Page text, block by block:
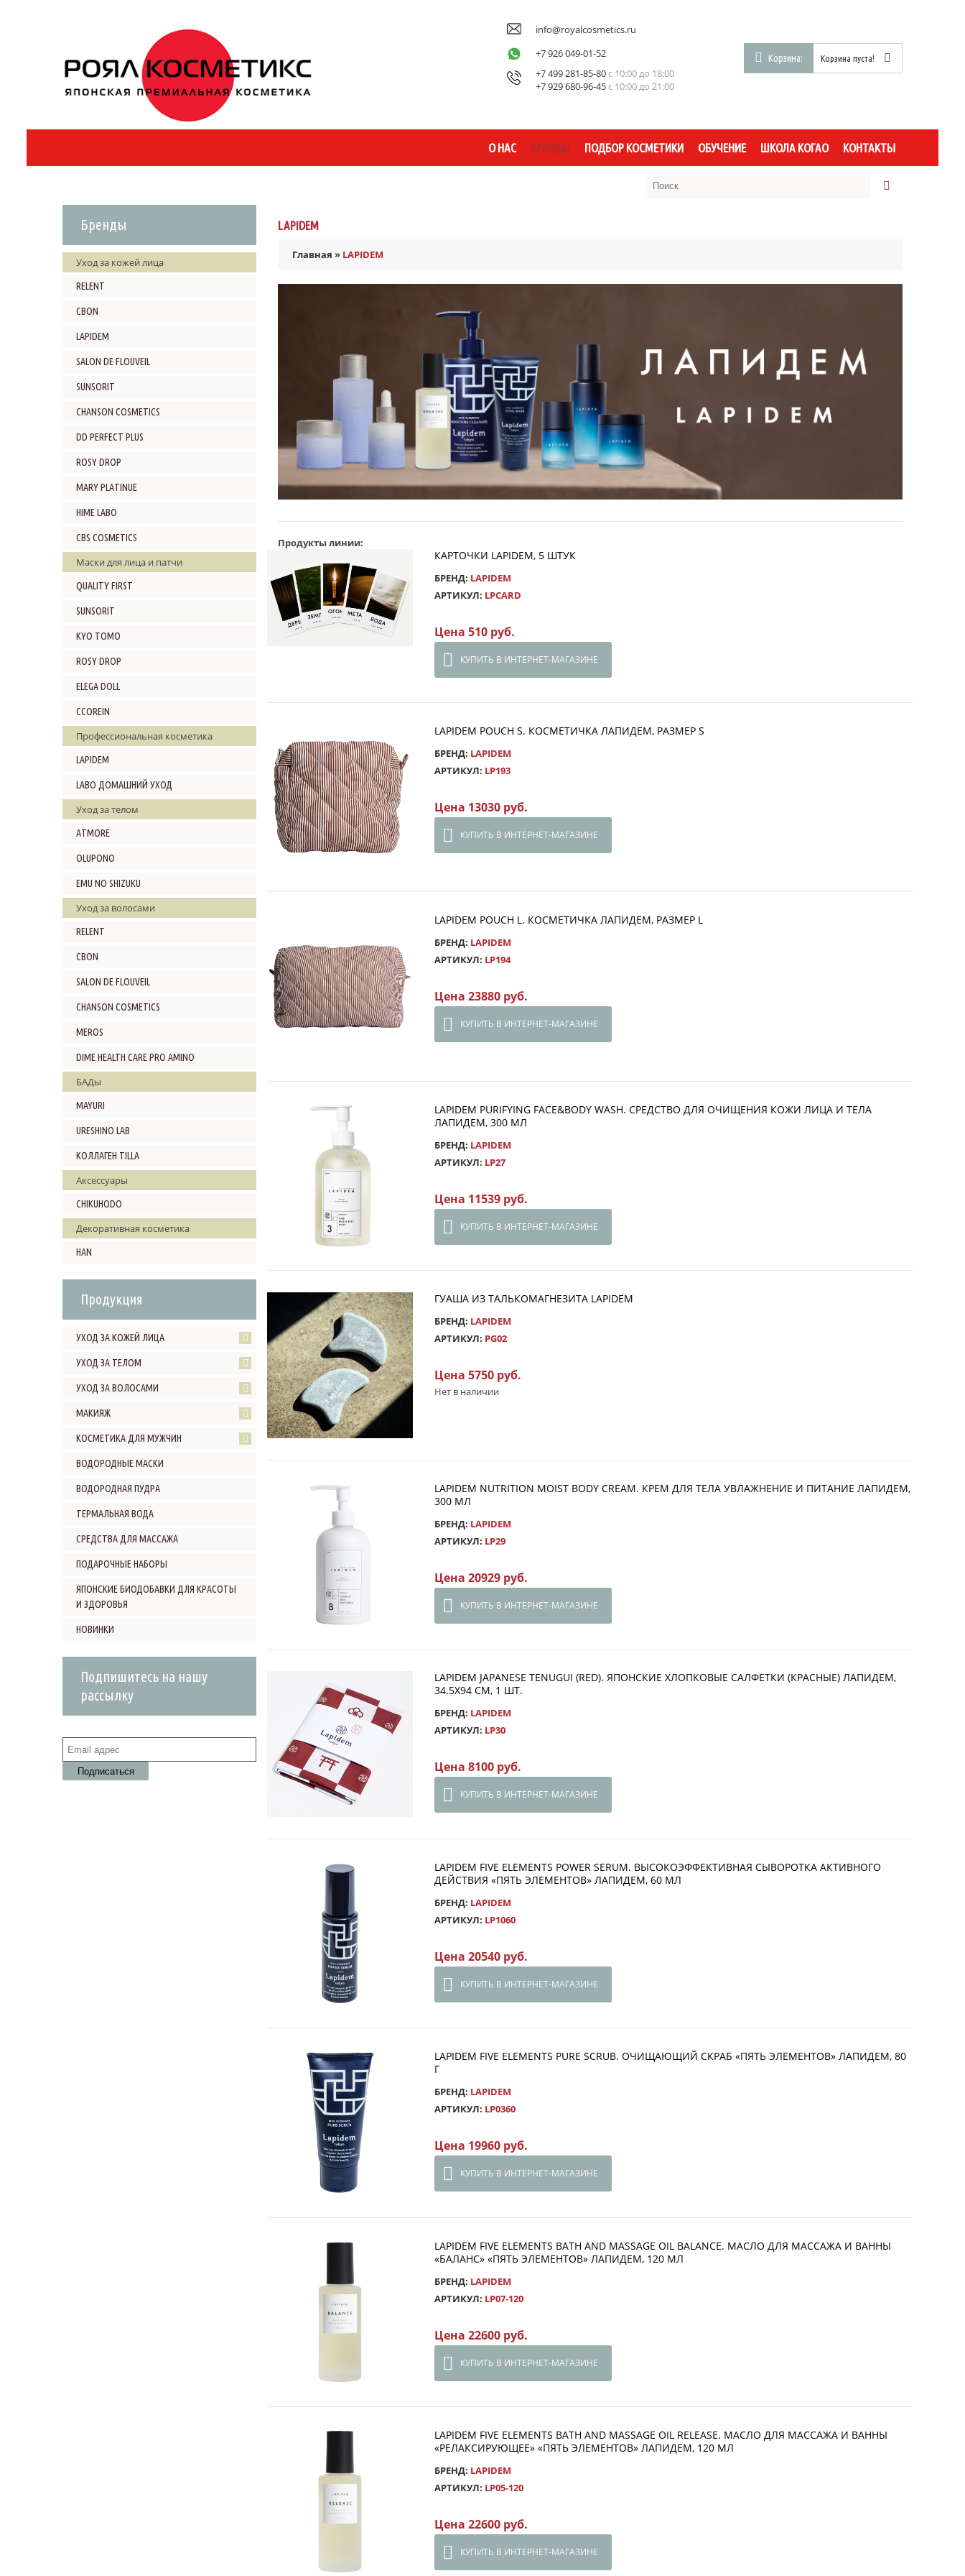
info@royalcosmetics.ru
+7 926 049-01-52
+7 499 281-85-80 с 10:00 до 18:00
+7 929 680-96-45 с 10:00 до 21:00
Корзина: Корзина пуста!
О НАС БРЕНДЫ ПОДБОР КОСМЕТИКИ ОБУЧЕНИЕ ШКОЛА КОГАО КОНТАКТЫ
Бренды
Уход за кожей лица
RELENT
CBON
LAPIDEM
SALON DE FLOUVEIL
SUNSORIT
CHANSON COSMETICS
DD PERFECT PLUS
ROSY DROP
MARY PLATINUE
HIME LABO
CBS COSMETICS
Маски для лица и патчи
QUALITY FIRST
SUNSORIT
KYO TOMO
ROSY DROP
ELEGA DOLL
CCOREIN
Профессиональная косметика
LAPIDEM
LABO ДОМАШНИЙ УХОД
Уход за телом
ATMORE
OLUPONO
EMU NO SHIZUKU
Уход за волосами
RELENT
CBON
SALON DE FLOUVEIL
CHANSON COSMETICS
MEROS
DIME HEALTH CARE PRO AMINO
БАДы
MAYURI
URESHINO LAB
КОЛЛАГЕН TILLA
Аксессуары
CHIKUHODO
Декоративная косметика
HAN
Продукция
УХОД ЗА КОЖЕЙ ЛИЦА
УХОД ЗА ТЕЛОМ
УХОД ЗА ВОЛОСАМИ
МАКИЯЖ
КОСМЕТИКА ДЛЯ МУЖЧИН
ВОДОРОДНЫЕ МАСКИ
ВОДОРОДНАЯ ПУДРА
ТЕРМАЛЬНАЯ ВОДА
СРЕДСТВА ДЛЯ МАССАЖА
ПОДАРОЧНЫЕ НАБОРЫ
ЯПОНСКИЕ БИОДОБАВКИ ДЛЯ КРАСОТЫ
И ЗДОРОВЬЯ
НОВИНКИ
Подпишитесь на нашу
рассылку
LAPIDEM
Главная » LAPIDEM
Продукты линии:
КАРТОЧКИ LAPIDEM, 5 ШТУК
БРЕНД: LAPIDEM
АРТИКУЛ: LPCARD
Цена 510 руб.
КУПИТЬ В ИНТЕРНЕТ-МАГАЗИНЕ
LAPIDEM POUCH S. КОСМЕТИЧКА ЛАПИДЕМ, РАЗМЕР S
БРЕНД: LAPIDEM
АРТИКУЛ: LP193
Цена 13030 руб.
КУПИТЬ В ИНТЕРНЕТ-МАГАЗИНЕ
LAPIDEM POUCH L. КОСМЕТИЧКА ЛАПИДЕМ, РАЗМЕР L
БРЕНД: LAPIDEM
АРТИКУЛ: LP194
Цена 23880 руб.
КУПИТЬ В ИНТЕРНЕТ-МАГАЗИНЕ
LAPIDEM PURIFYING FACE&BODY WASH. СРЕДСТВО ДЛЯ ОЧИЩЕНИЯ КОЖИ ЛИЦА И ТЕЛА
ЛАПИДЕМ, 300 МЛ
БРЕНД: LAPIDEM
АРТИКУЛ: LP27
Цена 11539 руб.
КУПИТЬ В ИНТЕРНЕТ-МАГАЗИНЕ
ГУАША ИЗ ТАЛЬКОМАГНЕЗИТА LAPIDEM
БРЕНД: LAPIDEM
АРТИКУЛ: PG02
Цена 5750 руб.
Нет в наличии
LAPIDEM NUTRITION MOIST BODY CREAM. КРЕМ ДЛЯ ТЕЛА УВЛАЖНЕНИЕ И ПИТАНИЕ ЛАПИДЕМ,
300 МЛ
БРЕНД: LAPIDEM
АРТИКУЛ: LP29
Цена 20929 руб.
КУПИТЬ В ИНТЕРНЕТ-МАГАЗИНЕ
LAPIDEM JAPANESE TENUGUI (RED). ЯПОНСКИЕ ХЛОПКОВЫЕ САЛФЕТКИ (КРАСНЫЕ) ЛАПИДЕМ,
34.5Х94 СМ, 1 ШТ.
БРЕНД: LAPIDEM
АРТИКУЛ: LP30
Цена 8100 руб.
КУПИТЬ В ИНТЕРНЕТ-МАГАЗИНЕ
LAPIDEM FIVE ELEMENTS POWER SERUM. ВЫСОКОЭФФЕКТИВНАЯ СЫВОРОТКА АКТИВНОГО
ДЕЙСТВИЯ «ПЯТЬ ЭЛЕМЕНТОВ» ЛАПИДЕМ, 60 МЛ
БРЕНД: LAPIDEM
АРТИКУЛ: LP1060
Цена 20540 руб.
КУПИТЬ В ИНТЕРНЕТ-МАГАЗИНЕ
LAPIDEM FIVE ELEMENTS PURE SCRUB. ОЧИЩАЮЩИЙ СКРАБ «ПЯТЬ ЭЛЕМЕНТОВ» ЛАПИДЕМ, 80
Г
БРЕНД: LAPIDEM
АРТИКУЛ: LP0360
Цена 19960 руб.
КУПИТЬ В ИНТЕРНЕТ-МАГАЗИНЕ
LAPIDEM FIVE ELEMENTS BATH AND MASSAGE OIL BALANCE. МАСЛО ДЛЯ МАССАЖА И ВАННЫ
«БАЛАНС» «ПЯТЬ ЭЛЕМЕНТОВ» ЛАПИДЕМ, 120 МЛ
БРЕНД: LAPIDEM
АРТИКУЛ: LP07-120
Цена 22600 руб.
КУПИТЬ В ИНТЕРНЕТ-МАГАЗИНЕ
LAPIDEM FIVE ELEMENTS BATH AND MASSAGE OIL RELEASE. МАСЛО ДЛЯ МАССАЖА И ВАННЫ
«РЕЛАКСИРУЮЩЕЕ» «ПЯТЬ ЭЛЕМЕНТОВ» ЛАПИДЕМ, 120 МЛ
БРЕНД: LAPIDEM
АРТИКУЛ: LP05-120
Цена 22600 руб.
КУПИТЬ В ИНТЕРНЕТ-МАГАЗИНЕ